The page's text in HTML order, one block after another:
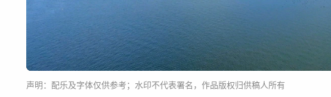
声明：配乐及字体仅供参考；水印不代表署名，作品版权归供稿人所有